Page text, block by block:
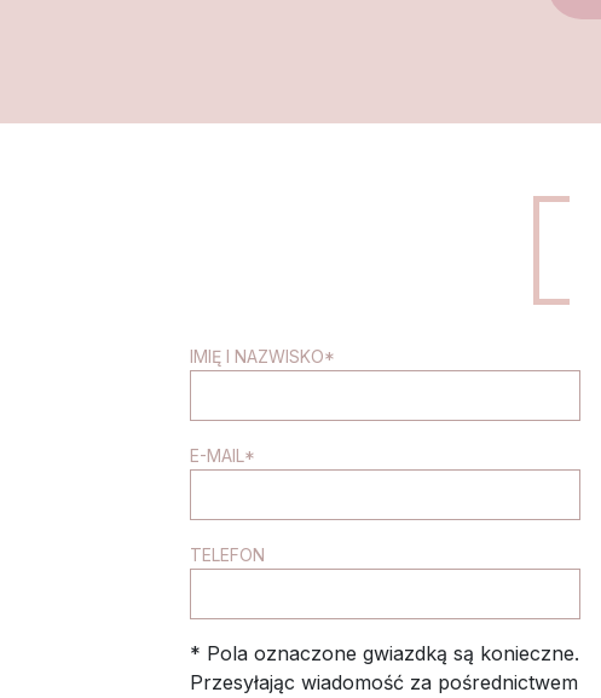
IMIĘ I NAZWISKO*
E-MAIL*
TELEFON
* Pola oznaczone gwiazdką są konieczne.
Przesyłając wiadomość za pośrednictwem